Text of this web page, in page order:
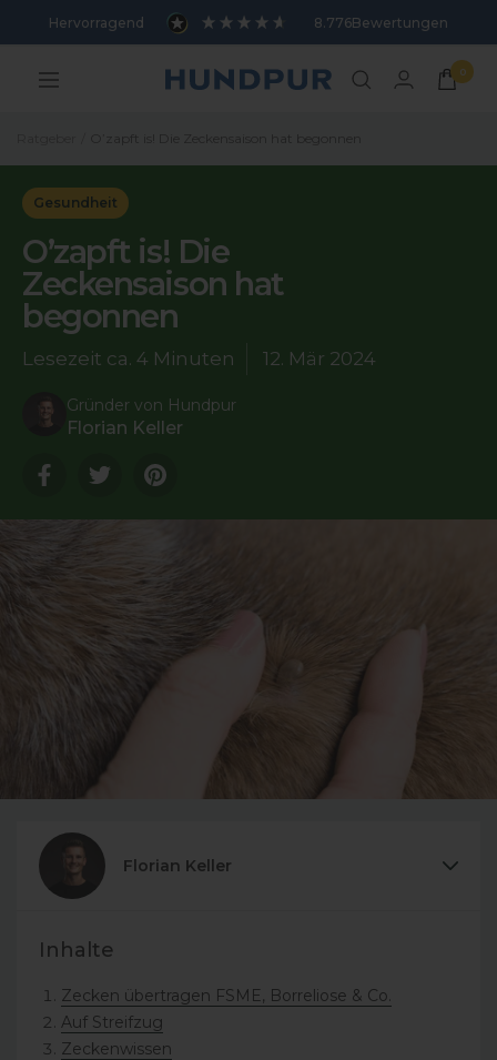
Hervorragend 8.776Bewertungen
Navigation Hundpur 0
Gesundheit
O’zapft is! Die
Zeckensaison hat
begonnen
Lesezeit ca. 4 Minuten 12. Mär 2024
Gründer von Hundpur
Florian Keller
Translation
missing:
de.general.sharing.facebook
Translation
de.general.sharing.twitter
Translation
missing:
de.general.sharing.pinterest
Florian Keller
Inhalte
Zecken übertragen FSME, Borreliose & Co.
Auf Streifzug
Zeckenwissen